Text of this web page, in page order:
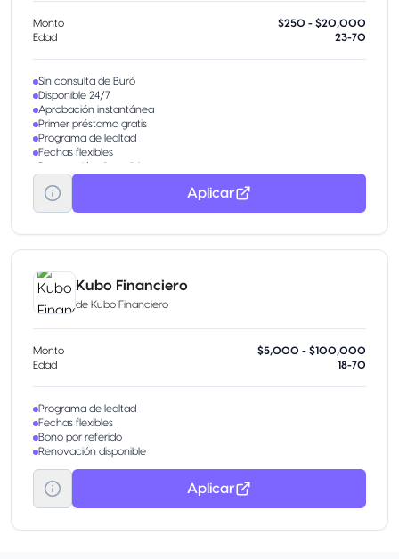
Monto
$250 - $20,000
Edad
23-70
Sin consulta de Buró
Disponible 24/7
Aprobación instantánea
Primer préstamo gratis
Programa de lealtad
Fechas flexibles
Renovación disponible
Aplicar
Kubo Financiero
de Kubo Financiero
Monto
$5,000 - $100,000
Edad
18-70
Programa de lealtad
Fechas flexibles
Bono por referido
Renovación disponible
Aplicar